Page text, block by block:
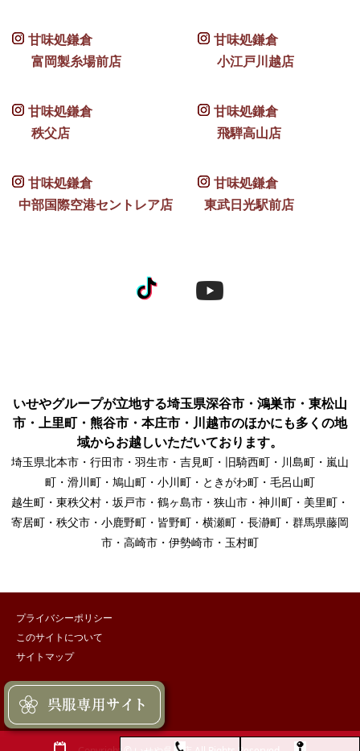
甘味処鎌倉
富岡製糸場前店
甘味処鎌倉
小江戸川越店
甘味処鎌倉
秩父店
甘味処鎌倉
飛騨高山店
甘味処鎌倉
中部国際空港セントレア店
甘味処鎌倉
東武日光駅前店
いせやグループが立地する埼玉県深谷市・鴻巣市・東松山
市・上里町・熊谷市・本庄市・川越市のほかにも多くの地
域からお越しいただいております。
埼玉県北本市・行田市・羽生市・吉見町・旧騎西町・川島町・嵐山
町・滑川町・鳩山町・小川町・ときがわ町・毛呂山町
越生町・東秩父村・坂戸市・鶴ヶ島市・狭山市・神川町・美里町・
寄居町・秩父市・小鹿野町・皆野町・横瀬町・長瀞町・群馬県藤岡
市・高崎市・伊勢崎市・玉村町
プライバシーポリシー
このサイトについて
サイトマップ